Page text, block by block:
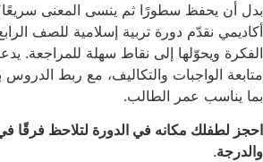
بدل أن يحفظ سطورًا ثم ينسى المعنى
أكاديمي نقدّم دورة تربية إسلامية للصف
الفكرة ويحوّلها إلى نقاط سهلة للمراجعة.
متابعة الواجبات والتكاليف، مع ربط الدروس
بما يناسب عمر الطالب.
احجز لطفلك مكانه في الدورة لتلاحظ فرقًا في
والدرجة.